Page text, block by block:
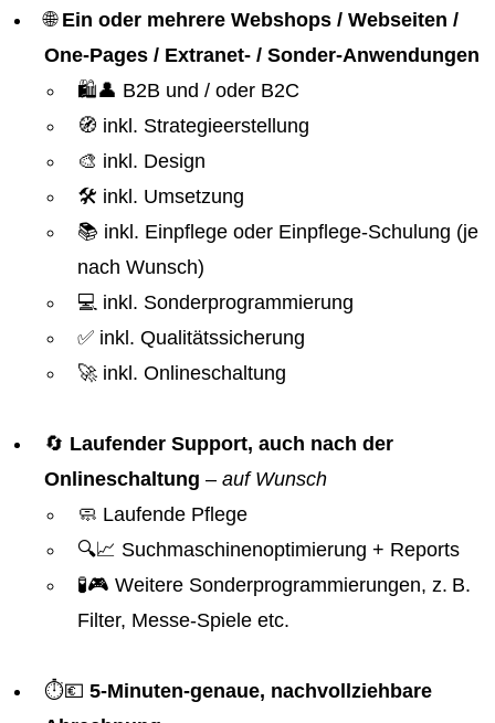
🌐 Ein oder mehrere Webshops / Webseiten /
One-Pages / Extranet- / Sonder-Anwendungen
🛍️👤 B2B und / oder B2C
🧭 inkl. Strategieerstellung
🎨 inkl. Design
🛠️ inkl. Umsetzung
📚 inkl. Einpflege oder Einpflege-Schulung (je
nach Wunsch)
💻 inkl. Sonderprogrammierung
✅ inkl. Qualitätssicherung
🚀 inkl. Onlineschaltung
🔄 Laufender Support, auch nach der
Onlineschaltung – auf Wunsch
🧼 Laufende Pflege
🔍📈 Suchmaschinenoptimierung + Reports
🧪🎮 Weitere Sonderprogrammierungen, z. B.
Filter, Messe-Spiele etc.
⏱️💶 5-Minuten-genaue, nachvollziehbare